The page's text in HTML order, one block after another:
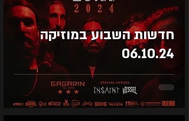
חדשות השבוע במוזיקה
06.10.24